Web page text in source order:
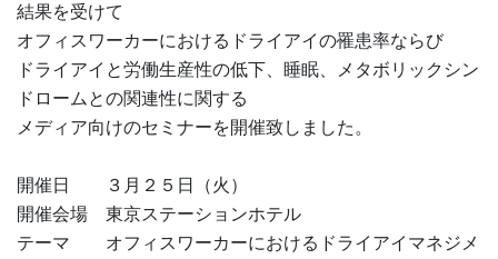
結果を受けて
オフィスワーカーにおけるドライアイの罹患率ならび
ドライアイと労働生産性の低下、睡眠、メタボリックシン
ドロームとの関連性に関する
メディア向けのセミナーを開催致しました。
開催日 ３月２５日（火）
開催会場 東京ステーションホテル
テーマ オフィスワーカーにおけるドライアイマネジメ